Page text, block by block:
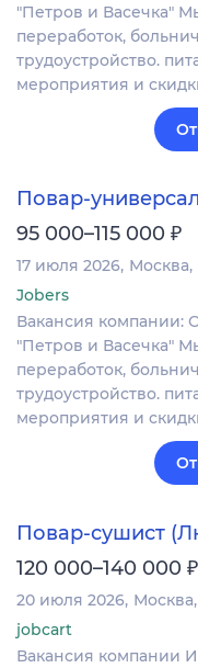
"Петров и Васечка"
переработок,
трудоустройство.
мероприятия и
Повар-универсал
95 000–115 000 ₽
17 июля 2026 Москва
Jobers
Вакансия
"Петров и Васечка"
переработок,
трудоустройство.
мероприятия и
Повар-сушист
120 000–140 000 ₽
20 июля 2026 Москва
jobcart
Вакансия компании